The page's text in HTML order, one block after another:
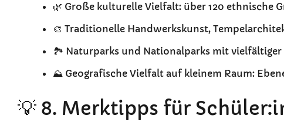
🌿 Große kulturelle Vielfalt: über 120 ethnische
🎨 Traditionelle Handwerkskunst,
🏞️ Naturparks und Nationalparks mit vielfältiger
⛰️ Geografische Vielfalt auf kleinem Raum:
💡 8. Merktipps für